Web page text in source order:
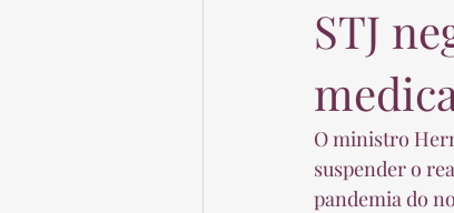
STJ
O ministro
suspender o
pandemia do